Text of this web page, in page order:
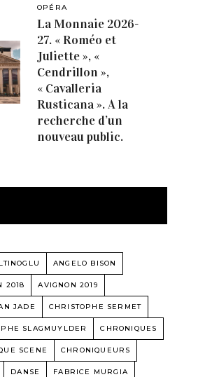
OPÉRA
La Monnaie 2026-
27. « Roméo et
Juliette », «
Cendrillon »,
« Cavalleria
Rusticana ». A la
recherche d’un
nouveau public.
ANGELO BISON
2018 AVIGNON 2019
JADE CHRISTOPHE SERMET
SLAGMUYLDER CHRONIQUES
SCENE CHRONIQUEURS
DANSE FABRICE MURGIA